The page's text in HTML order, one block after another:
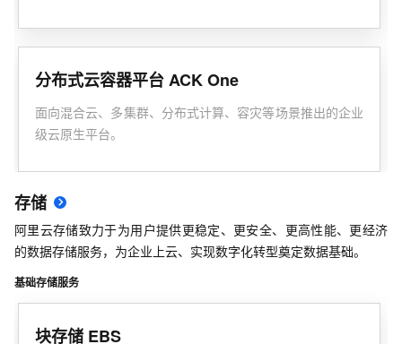
分布式云容器平台 ACK One
面向混合云、多集群、分布式计算、容灾等场景推出的企业
级云原生平台。
存储
阿里云存储致力于为用户提供更稳定、更安全、更高性能、更经济
的数据存储服务，为企业上云、实现数字化转型奠定数据基础。
基础存储服务
块存储 EBS